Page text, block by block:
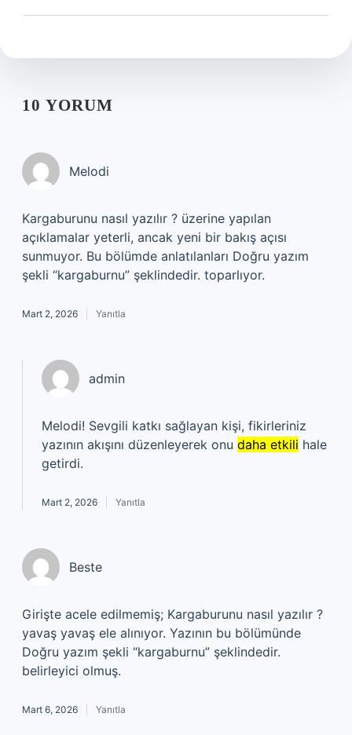
10 YORUM
Melodi
Kargaburunu nasıl yazılır ? üzerine yapılan
açıklamalar yeterli, ancak yeni bir bakış açısı
sunmuyor. Bu bölümde anlatılanları Doğru yazım
şekli “kargaburnu” şeklindedir. toparlıyor.
Mart 2, 2026 Yanıtla
admin
Melodi! Sevgili katkı sağlayan kişi, fikirleriniz
yazının akışını düzenleyerek onu daha etkili hale
getirdi.
Mart 2, 2026 Yanıtla
Beste
Girişte acele edilmemiş; Kargaburunu nasıl yazılır ?
yavaş yavaş ele alınıyor. Yazının bu bölümünde
Doğru yazım şekli “kargaburnu” şeklindedir.
belirleyici olmuş.
Mart 6, 2026 Yanıtla